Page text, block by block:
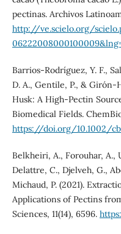
pectinas. Archivos
http://ve.scielo.org/
Barrios‐Rodríguez, Y. F.,
D. A., Gentile, P., &
Husk: A High‐Pectin
Biomedical Fields.
https://doi.org/10.1002/
Belkheiri, A., Forouhar, A.,
Delattre, C., Djelveh, G.,
Michaud, P. (2021).
Applications of Pectins
Sciences, 11(14), 6596.